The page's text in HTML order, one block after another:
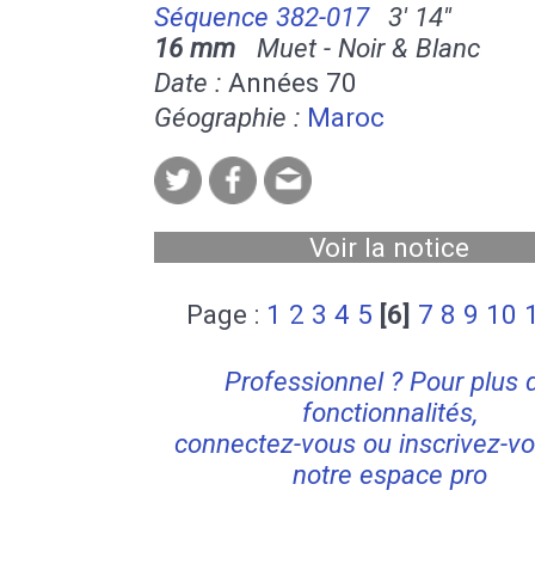
Séquence 382-017
3' 14''
16 mm Muet - Noir & Blanc
Date : Années 70
Géographie : Maroc
Voir la notice
Page : 1 2 3 4 5 [6] 7 8 9 10
Professionnel ? Pour plus
fonctionnalités,
connectez-vous ou inscrivez-
notre espace pro